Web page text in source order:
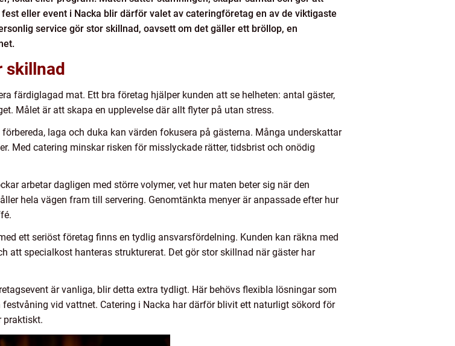
eller event i Nacka blir därför valet av cateringföretag en av de viktigaste
service gör stor skillnad, oavsett om det gäller ett bröllop, en
skillnad
färdiglagad mat. Ett bra företag hjälper kunden att se helheten: antal gäster,
Målet är att skapa en upplevelse där allt flyter på utan stress.
laga och duka kan värden fokusera på gästerna. Många underskattar
Med catering minskar risken för misslyckade rätter, tidsbrist och onödig
arbetar dagligen med större volymer, vet hur maten beter sig när den
hela vägen fram till servering. Genomtänkta menyer är anpassade efter hur
ett seriöst företag finns en tydlig ansvarsfördelning. Kunden kan räkna med
att specialkost hanteras strukturerat. Det gör stor skillnad när gäster har
är vanliga, blir detta extra tydligt. Här behövs flexibla lösningar som
vid vattnet. Catering i Nacka har därför blivit ett naturligt sökord för
praktiskt.